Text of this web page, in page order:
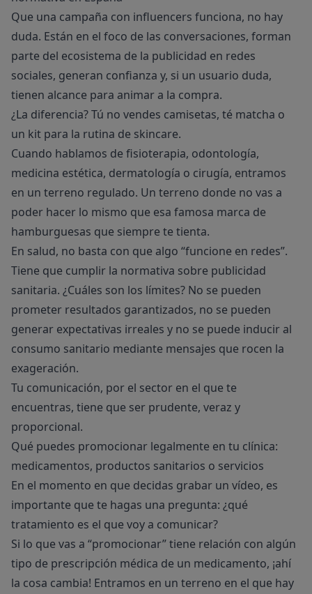
Que una campaña con influencers funciona, no hay
duda. Están en el foco de las conversaciones, forman
parte del ecosistema de la publicidad en redes
sociales, generan confianza y, si un usuario duda,
tienen alcance para animar a la compra.
¿La diferencia? Tú no vendes camisetas, té matcha o
un kit para la rutina de skincare.
Cuando hablamos de fisioterapia, odontología,
medicina estética, dermatología o cirugía, entramos
en un terreno regulado. Un terreno donde no vas a
poder hacer lo mismo que esa famosa marca de
hamburguesas que siempre te tienta.
En salud, no basta con que algo “funcione en redes”.
Tiene que cumplir la normativa sobre publicidad
sanitaria. ¿Cuáles son los límites? No se pueden
prometer resultados garantizados, no se pueden
generar expectativas irreales y no se puede inducir al
consumo sanitario mediante mensajes que rocen la
exageración.
Tu comunicación, por el sector en el que te
encuentras, tiene que ser prudente, veraz y
proporcional.
Qué puedes promocionar legalmente en tu clínica:
medicamentos, productos sanitarios o servicios
En el momento en que decidas grabar un vídeo, es
importante que te hagas una pregunta: ¿qué
tratamiento es el que voy a comunicar?
Si lo que vas a “promocionar” tiene relación con algún
tipo de prescripción médica de un medicamento, ¡ahí
la cosa cambia! Entramos en un terreno en el que hay